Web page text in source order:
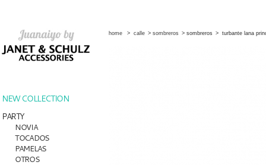
NEW COLLECTION
PARTY
NOVIA
TOCADOS
PAMELAS
OTROS
home > calle > sombreros > sombreros > turbante lana